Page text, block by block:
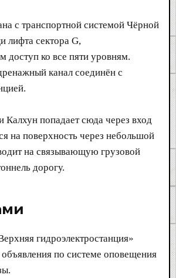
с транспортной системой Чёрной
сектора G,
доступ ко все пяти уровням.
канал соединён с
Калхун попадает сюда через вход
на поверхность через небольшой
на связывающую грузовой
дорогу.
гидроэлектростанция»
объявления по системе оповещения